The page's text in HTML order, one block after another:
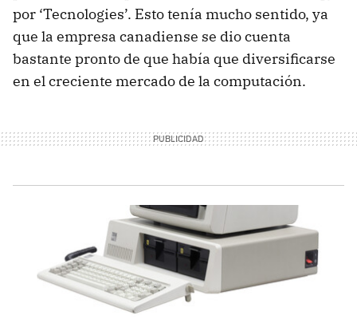
por ‘Tecnologies’. Esto tenía mucho sentido, ya
que la empresa canadiense se dio cuenta
bastante pronto de que había que diversificarse
en el creciente mercado de la computación.